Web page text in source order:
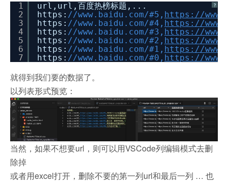
?
1
2
3
4
5
6
7
url,url,百度热榜标题,...
https: //www.baidu.com/#5, https://
https: //www.baidu.com/#4, https://
https: //www.baidu.com/#3, https://
https: //www.baidu.com/#2, https://
https: //www.baidu.com/#1, https://
https: //www.baidu.com/#0, https://
就得到我们要的数据了。
以列表形式预览：
当然，如果不想要url，则可以用VSCode列编辑模式去删
除掉
或者用excel打开，删除不要的第一列url和最后一列 … 也